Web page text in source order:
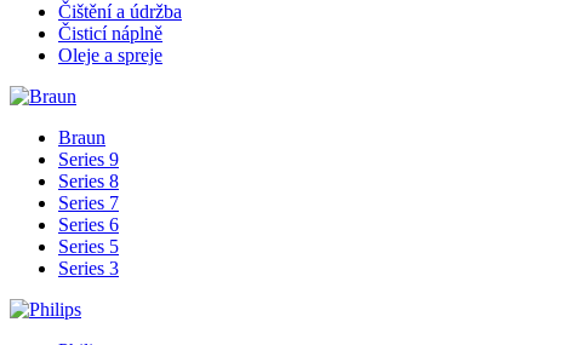
Čištění a údržba
Čisticí náplně
Oleje a spreje
Braun
Series 9
Series 8
Series 7
Series 6
Series 5
Series 3